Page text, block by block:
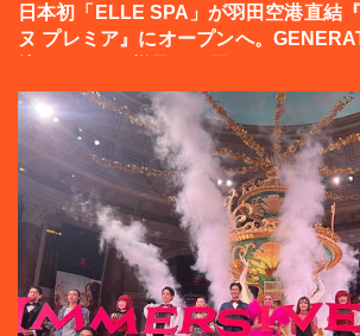
日本初「ELLE SPA」が羽田空港直結
ヌ プレミア』にオープンへ。